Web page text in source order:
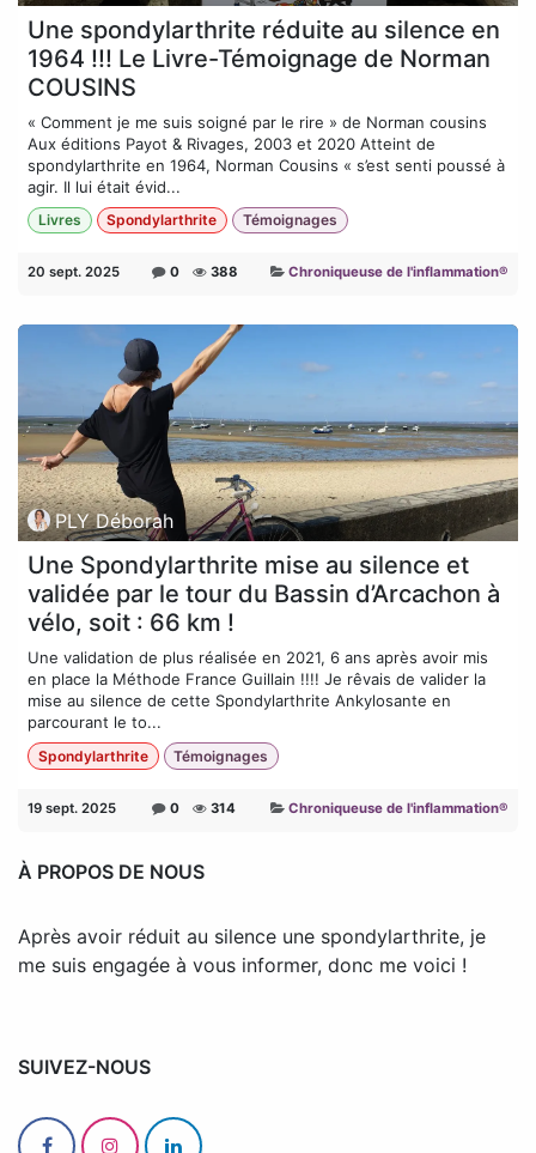
Une spondylarthrite réduite au silence en
1964 !!! Le Livre-Témoignage de Norman
COUSINS
« Comment je me suis soigné par le rire » de Norman cousins
Aux éditions Payot & Rivages, 2003 et 2020 Atteint de
spondylarthrite en 1964, Norman Cousins « s’est senti poussé à
agir. Il lui était évid...
Livres Spondylarthrite Témoignages
20 sept. 2025 0 388 Chroniqueuse de l'inflammation®
PLY Déborah
Une Spondylarthrite mise au silence et
validée par le tour du Bassin d’Arcachon à
vélo, soit : 66 km !
Une validation de plus réalisée en 2021, 6 ans après avoir mis
en place la Méthode France Guillain !!!! Je rêvais de valider la
mise au silence de cette Spondylarthrite Ankylosante en
parcourant le to...
Spondylarthrite Témoignages
19 sept. 2025 0 314 Chroniqueuse de l'inflammation®
À PROPOS DE NOUS
Après avoir réduit au silence une spondylarthrite, je
me suis engagée à vous informer, donc me voici !
SUIVEZ-NOUS